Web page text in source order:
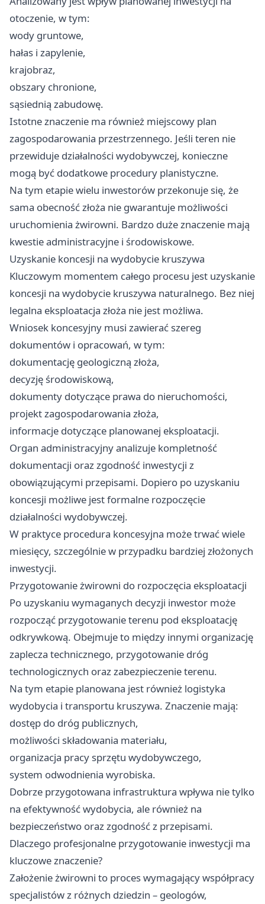
otoczenie, w tym:
wody gruntowe,
hałas i zapylenie,
krajobraz,
obszary chronione,
sąsiednią zabudowę.
Istotne znaczenie ma również miejscowy plan
zagospodarowania przestrzennego. Jeśli teren nie
przewiduje działalności wydobywczej, konieczne
mogą być dodatkowe procedury planistyczne.
Na tym etapie wielu inwestorów przekonuje się, że
sama obecność złoża nie gwarantuje możliwości
uruchomienia żwirowni. Bardzo duże znaczenie mają
kwestie administracyjne i środowiskowe.
Uzyskanie koncesji na wydobycie kruszywa
Kluczowym momentem całego procesu jest uzyskanie
koncesji na wydobycie kruszywa naturalnego. Bez niej
legalna eksploatacja złoża nie jest możliwa.
Wniosek koncesyjny musi zawierać szereg
dokumentów i opracowań, w tym:
dokumentację geologiczną złoża,
decyzję środowiskową,
dokumenty dotyczące prawa do nieruchomości,
projekt zagospodarowania złoża,
informacje dotyczące planowanej eksploatacji.
Organ administracyjny analizuje kompletność
dokumentacji oraz zgodność inwestycji z
obowiązującymi przepisami. Dopiero po uzyskaniu
koncesji możliwe jest formalne rozpoczęcie
działalności wydobywczej.
W praktyce procedura koncesyjna może trwać wiele
miesięcy, szczególnie w przypadku bardziej złożonych
inwestycji.
Przygotowanie żwirowni do rozpoczęcia eksploatacji
Po uzyskaniu wymaganych decyzji inwestor może
rozpocząć przygotowanie terenu pod eksploatację
odkrywkową. Obejmuje to między innymi organizację
zaplecza technicznego, przygotowanie dróg
technologicznych oraz zabezpieczenie terenu.
Na tym etapie planowana jest również logistyka
wydobycia i transportu kruszywa. Znaczenie mają:
dostęp do dróg publicznych,
możliwości składowania materiału,
organizacja pracy sprzętu wydobywczego,
system odwodnienia wyrobiska.
Dobrze przygotowana infrastruktura wpływa nie tylko
na efektywność wydobycia, ale również na
bezpieczeństwo oraz zgodność z przepisami.
Dlaczego profesjonalne przygotowanie inwestycji ma
kluczowe znaczenie?
Założenie żwirowni to proces wymagający współpracy
specjalistów z różnych dziedzin – geologów,